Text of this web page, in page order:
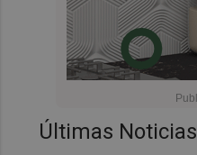
Últimas Noticias